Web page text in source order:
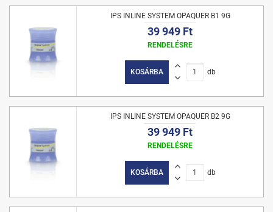
IPS INLINE SYSTEM OPAQUER B1 9G
39 949 Ft
RENDELÉSRE
KOSÁRBA db
IPS INLINE SYSTEM OPAQUER B2 9G
39 949 Ft
RENDELÉSRE
KOSÁRBA db